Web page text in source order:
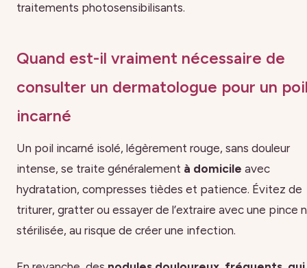
traitements photosensibilisants.
Quand est-il vraiment nécessaire de
consulter un dermatologue pour un
incarné
Un poil incarné isolé, légèrement rouge, sans douleur
intense, se traite généralement à domicile avec
hydratation, compresses tièdes et patience. Évitez de
triturer, gratter ou essayer de l’extraire avec une pince
stérilisée, au risque de créer une infection.